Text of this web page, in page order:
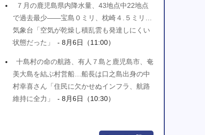
７月の鹿児島県内降水量、43地点中22地点
で過去最少――宝島０ミリ、枕崎４.５ミリ…
気象台「空気が乾燥し積乱雲も発達しにくい
状態だった」
- 8月6日（11:00）
十島村の命の航路、有人７島と鹿児島市、奄
美大島を結ぶ村営船…船長は口之島出身の中
村幸喜さん「住民に欠かせぬインフラ、航路
維持に全力」
- 8月6日（10:30）